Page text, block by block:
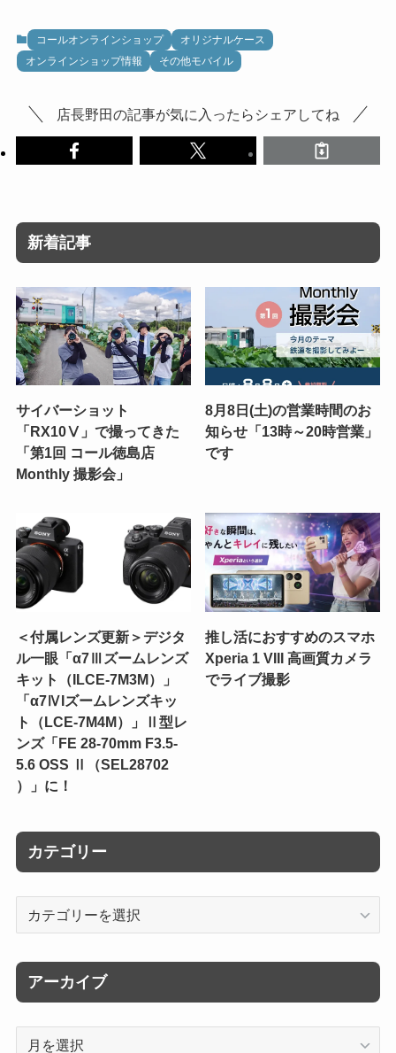
コールオンラインショップ
オリジナルケース
オンラインショップ情報
その他モバイル
店長野田の記事が気に入ったらシェアしてね
新着記事
サイバーショット
「RX10Ⅴ」で撮ってきた
「第1回 コール徳島店
Monthly 撮影会」
8月8日(土)の営業時間のお
知らせ「13時～20時営業」
です
＜付属レンズ更新＞デジタ
ル一眼「α7Ⅲズームレンズ
キット（ILCE-7M3M）」
「α7ⅣIズームレンズキッ
ト（LCE-7M4M）」Ⅱ型レ
ンズ「FE 28-70mm F3.5-
5.6 OSS Ⅱ（SEL28702
）」に！
推し活におすすめのスマホ
Xperia 1 VIII 高画質カメラ
でライブ撮影
カテゴリー
リ
ー
アーカイブ